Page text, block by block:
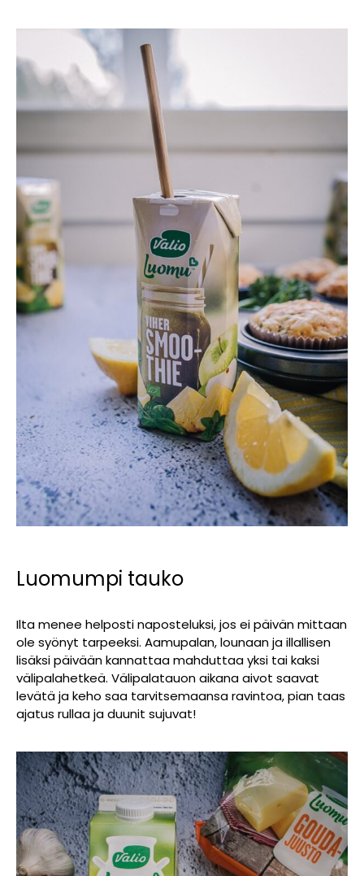
Luomumpi tauko
Ilta menee helposti naposteluksi, jos ei päivän mittaan
ole syönyt tarpeeksi. Aamupalan, lounaan ja illallisen
lisäksi päivään kannattaa mahduttaa yksi tai kaksi
välipalahetkeä. Välipalatauon aikana aivot saavat
levätä ja keho saa tarvitsemaansa ravintoa, pian taas
ajatus rullaa ja duunit sujuvat!